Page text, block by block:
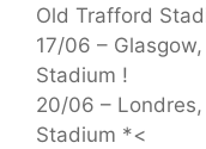
Old Trafford
17/06 –
Stadium !
20/06 –
Stadium *<